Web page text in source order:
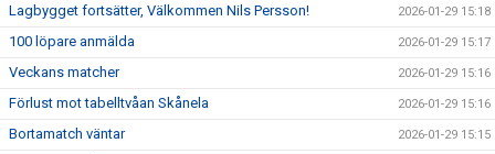
Lagbygget fortsätter, Välkommen Nils Persson! 2026-01-29 15:18
100 löpare anmälda 2026-01-29 15:17
Veckans matcher 2026-01-29 15:16
Förlust mot tabelltvåan Skånela 2026-01-29 15:16
Bortamatch väntar 2026-01-29 15:15